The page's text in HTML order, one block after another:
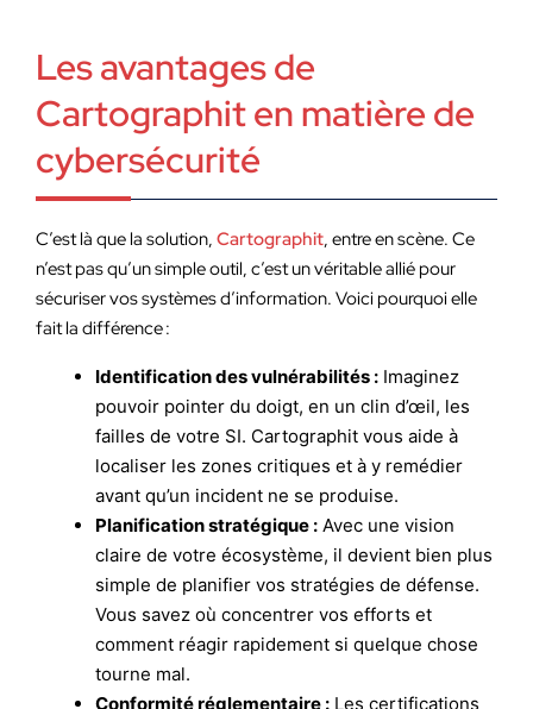
Les avantages de
Cartographit en matière de
cybersécurité
C’est là que la solution, Cartographit, entre en scène. Ce
n’est pas qu’un simple outil, c’est un véritable allié pour
sécuriser vos systèmes d’information. Voici pourquoi elle
fait la différence :
Identification des vulnérabilités : Imaginez
pouvoir pointer du doigt, en un clin d’œil, les
failles de votre SI. Cartographit vous aide à
localiser les zones critiques et à y remédier
avant qu’un incident ne se produise.
Planification stratégique : Avec une vision
claire de votre écosystème, il devient bien plus
simple de planifier vos stratégies de défense.
Vous savez où concentrer vos efforts et
comment réagir rapidement si quelque chose
tourne mal.
Conformité réglementaire : Les certifications